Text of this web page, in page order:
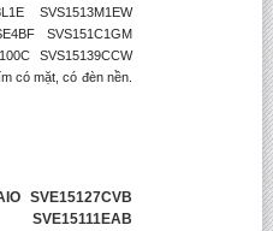
SVS1513M1EW
SVS151C1GM
SVS15139CCW
có mặt, có đèn nền.
SVE15127CVB